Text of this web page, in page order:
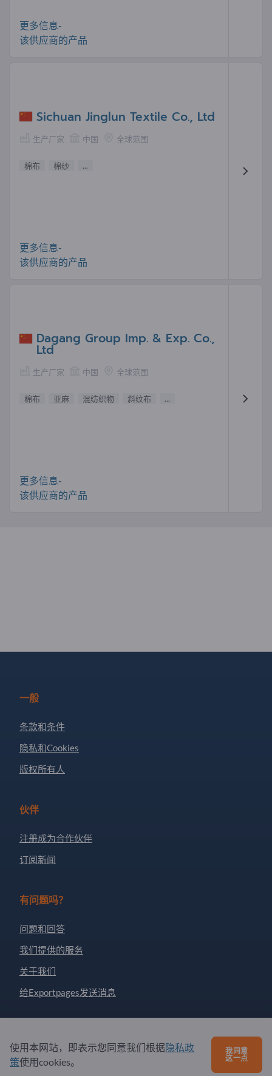
更多信息-
该供应商的产品
Sichuan Jinglun Textile Co., Ltd
生产厂家 中国 全球范围
棉布 棉纱 ...
更多信息-
该供应商的产品
Dagang Group Imp. & Exp. Co.,
Ltd
生产厂家 中国 全球范围
棉布 亚麻 混纺织物 斜纹布 ...
更多信息-
该供应商的产品
一般
条款和条件
隐私和Cookies
版权所有人
伙伴
注册成为合作伙伴
订阅新闻
有问题吗？
问题和回答
我们提供的服务
关于我们
给Exportpages发送消息
Exportpages International GmbH
Becker-Göring-Straße 15
使用本网站，即表示您同意我们根据隐私政
策使用cookies。
我同意
这一点